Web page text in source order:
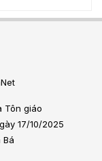
Tôn giáo
17/10/2025
Bá